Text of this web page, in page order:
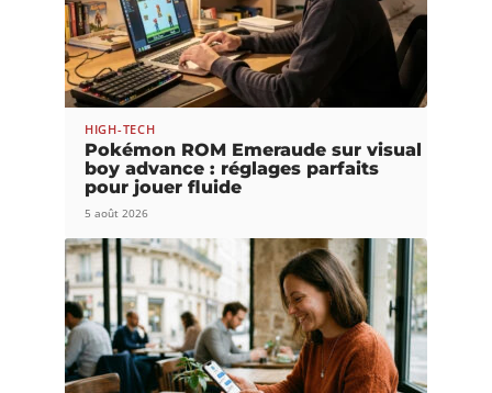
HIGH-TECH
Pokémon ROM Emeraude sur visual
boy advance : réglages parfaits
pour jouer fluide
5 août 2026